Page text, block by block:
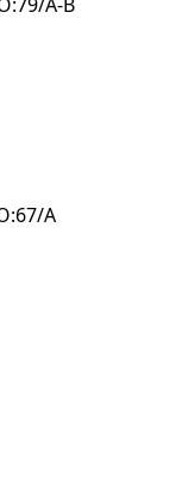
A